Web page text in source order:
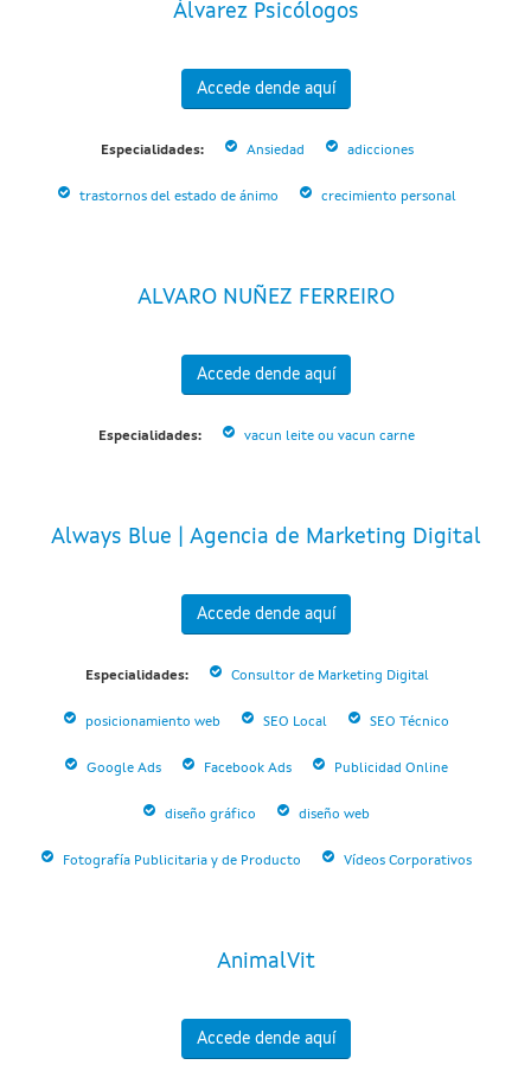
Álvarez Psicólogos
Accede dende aquí
Especialidades: Ansiedad adicciones
trastornos del estado de ánimo crecimiento personal
ALVARO NUÑEZ FERREIRO
Accede dende aquí
Especialidades: vacun leite ou vacun carne
Always Blue | Agencia de Marketing Digital
Accede dende aquí
Especialidades: Consultor de Marketing Digital
posicionamiento web SEO Local SEO Técnico
Google Ads Facebook Ads Publicidad Online
diseño gráfico diseño web
Fotografía Publicitaria y de Producto Vídeos Corporativos
AnimalVit
Accede dende aquí